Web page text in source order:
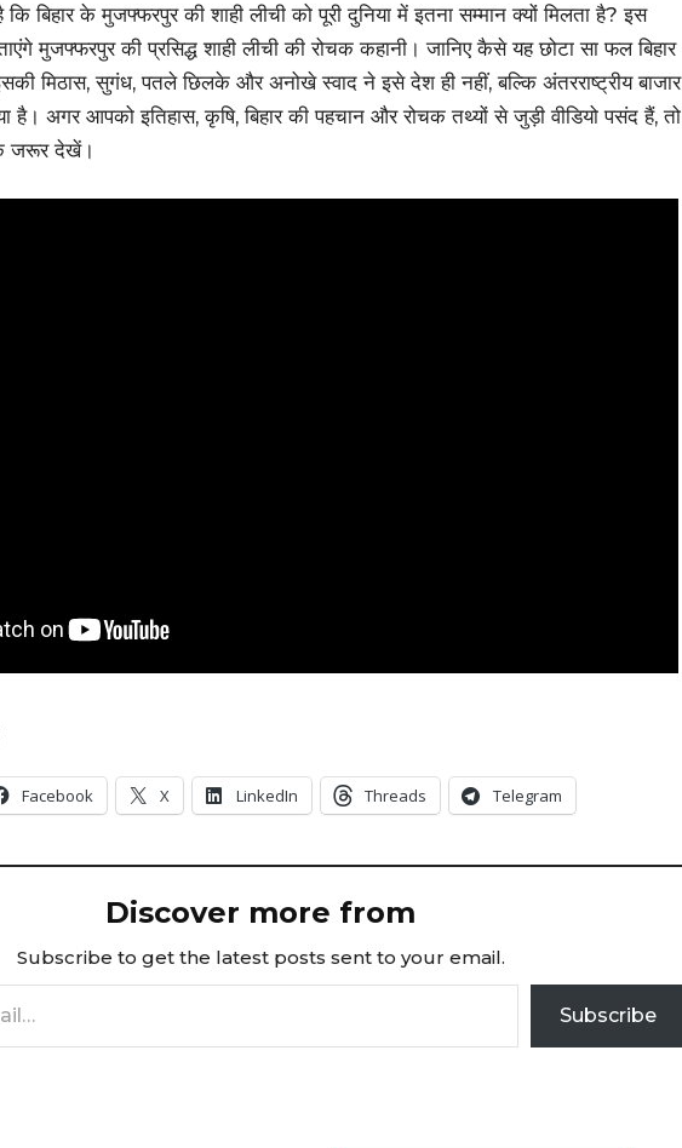
बिहार के मुजफ्फरपुर की शाही लीची को पूरी दुनिया में इतना सम्मान क्यों मिलता है? इस
मुजफ्फरपुर की प्रसिद्ध शाही लीची की रोचक कहानी। जानिए कैसे यह छोटा सा फल बिहार
मिठास, सुगंध, पतले छिलके और अनोखे स्वाद ने इसे देश ही नहीं, बल्कि अंतरराष्ट्रीय बाजार
है। अगर आपको इतिहास, कृषि, बिहार की पहचान और रोचक तथ्यों से जुड़ी वीडियो पसंद हैं, तो
जरूर देखें।
Facebook X LinkedIn Threads Telegram
Discover more from
Subscribe to get the latest posts sent to your email.
Subscribe